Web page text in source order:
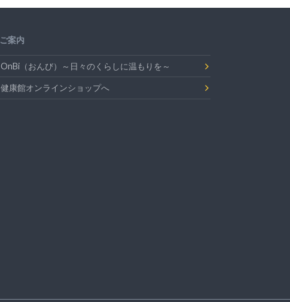
ご案内
OnBi（おんび）～日々のくらしに温もりを～
健康館オンラインショップへ